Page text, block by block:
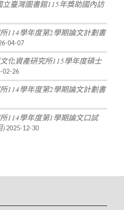
臺灣圖書館115年獎助國內訪
114學年度第2學期論文計劃書
04-07
化資產研究所115學年度碩士
02-26
114學年度第2學期論文計劃書
114學年度第1學期論文口試
) 2025-12-30